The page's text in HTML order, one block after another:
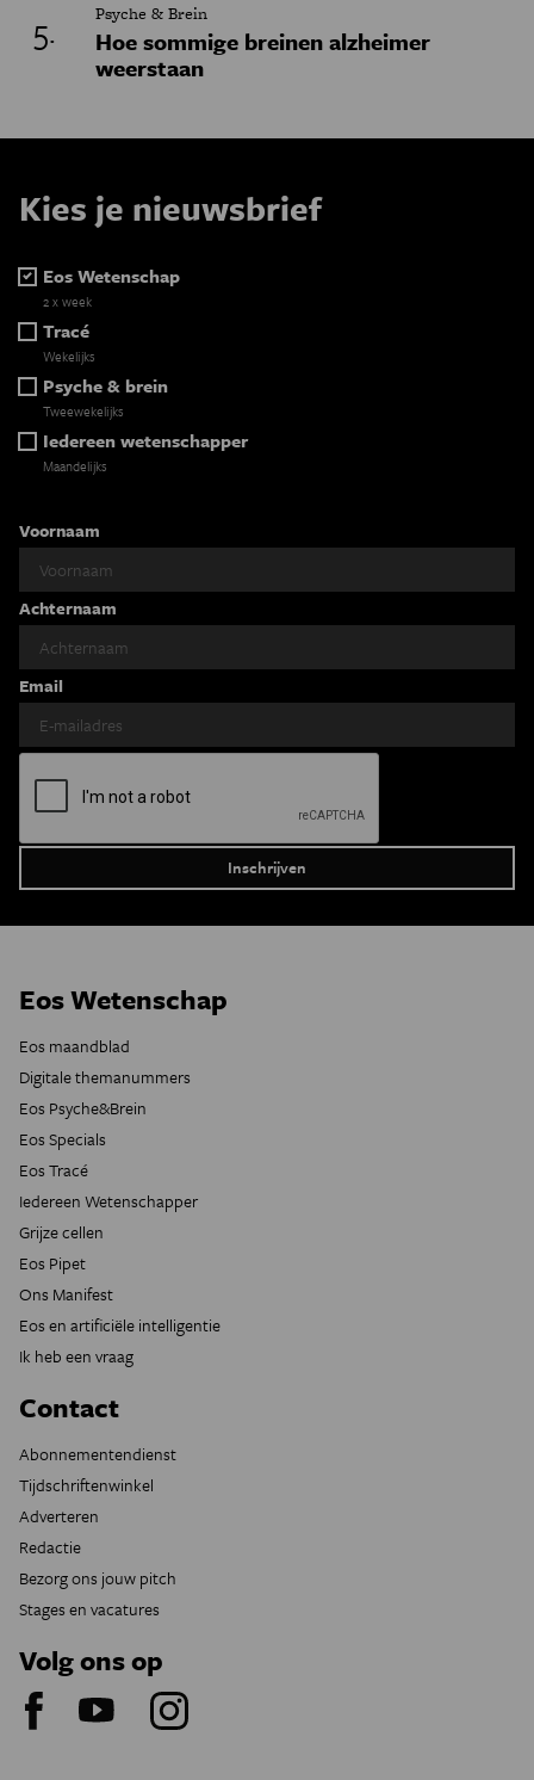
Psyche & Brein
Hoe sommige breinen alzheimer
weerstaan
Kies je nieuwsbrief
Eos Wetenschap
2 x week
Tracé
Wekelijks
Psyche & brein
Tweewekelijks
Iedereen wetenschapper
Maandelijks
Voornaam
Achternaam
Email
Eos Wetenschap
Eos maandblad
Digitale themanummers
Eos Psyche&Brein
Eos Specials
Eos Tracé
Iedereen Wetenschapper
Grijze cellen
Eos Pipet
Ons Manifest
Eos en artificiële intelligentie
Ik heb een vraag
Contact
Abonnementendienst
Tijdschriftenwinkel
Adverteren
Redactie
Bezorg ons jouw pitch
Stages en vacatures
Volg ons op